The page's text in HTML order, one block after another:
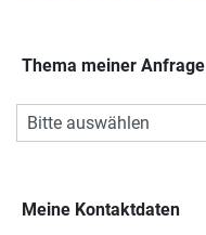
Thema meiner Anfrage
Meine Kontaktdaten